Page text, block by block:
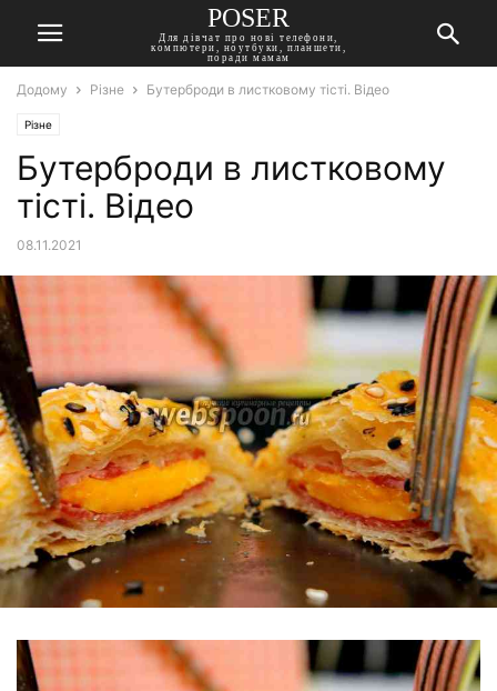
POSER
Для дівчат про нові телефони,
компютери, ноутбуки, планшети,
поради мамам
Додому Різне Бутерброди в листковому тісті. Відео
Різне
Бутерброди в листковому
тісті. Відео
08.11.2021